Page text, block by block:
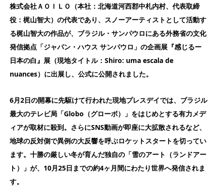
株式会社ＡＯＩＬＯ（本社：北海道河西郡中札内村、代表取締
役：梶山智大）の代表であり、スノーアーティストとして活動す
る梶山智大の作品が、ブラジル・サンパウロにある外務省の文化
発信拠点「ジャパン・ハウス サンパウロ」の企画展『感じるー
日本の白』展（現地タイトル：Shiro: uma escala de
nuances）に出展し、公式に公開されました。
6月2日の開幕に先駆けて行われた現地プレスデイでは、ブラジル
最大のテレビ局「Globo（グローボ）」をはじめとする有力メデ
ィアが取材に殺到。さらにSNS動画が即座に大拡散されるなど、
地球の反対側で異例の大反響を呼ぶロケットスタートを切ってい
ます。十勝の厳しい冬が育んだ独自の「雪のアート（ランドアー
ト）」が、10月25日までの約4ヶ月間にわたり世界へ発信されま
す。